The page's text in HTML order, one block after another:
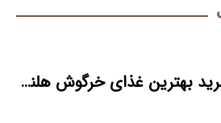
قیمت خرید بهترین غذای خرگوش هلندی